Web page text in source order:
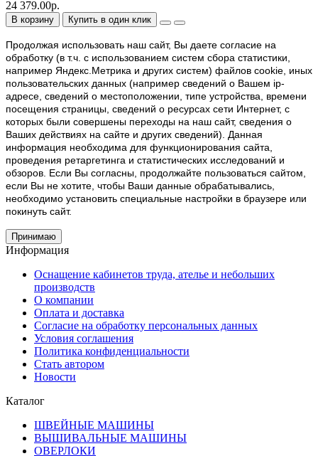
24 379.00р.
В корзину Купить в один клик
Продолжая использовать наш cайт, Вы даете согласие на
обработку (в т.ч. с использованием систем сбора статистики,
например Яндекс.Метрика и других систем) файлов cookie, иных
пользовательских данных (например сведений о Вашем ip-
адресе, сведений о местоположении, типе устройства, времени
посещения страницы, сведений о ресурсах сети Интернет, с
которых были совершены переходы на наш сайт, сведения о
Ваших действиях на сайте и других сведений). Данная
информация необходима для функционирования сайта,
проведения ретаргетинга и статистических исследований и
обзоров. Если Вы согласны, продолжайте пользоваться сайтом,
если Вы не хотите, чтобы Ваши данные обрабатывались,
необходимо установить специальные настройки в браузере или
покинуть сайт.
Принимаю
Информация
Оснащение кабинетов труда, ателье и небольших
производств
О компании
Оплата и доставка
Согласие на обработку персональных данных
Условия соглашения
Политика конфиденциальности
Стать автором
Новости
Каталог
ШВЕЙНЫЕ МАШИНЫ
ВЫШИВАЛЬНЫЕ МАШИНЫ
ОВЕРЛОКИ